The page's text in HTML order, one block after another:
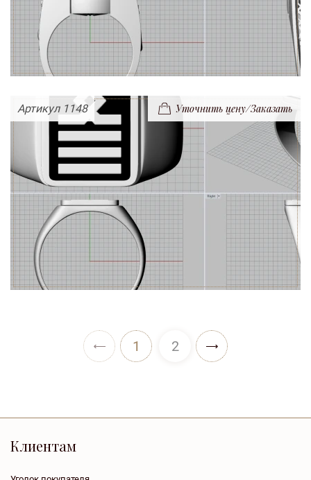
Уточнить цену/Заказать
Артикул 1148
1 2
Клиентам